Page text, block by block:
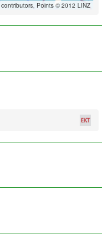
contributors, Points © 2012 LINZ